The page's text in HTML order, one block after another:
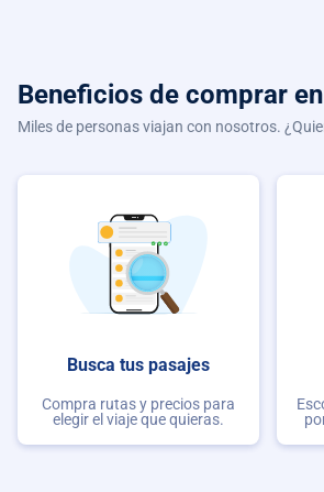
Beneficios de comprar
Miles de personas viajan con nosotros.
Busca tus pasajes
Compra rutas y precios para
elegir el viaje que quieras.